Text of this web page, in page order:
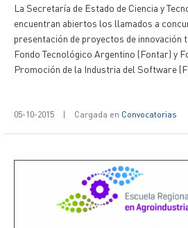
La Secretaría de Estado de Ciencia y
encuentran abiertos los llamados a
presentación de proyectos de innovación
Fondo Tecnológico Argentino (Fontar) y
Promoción de la Industria del Software
05-10-2015 | Cargada en Convocatorias